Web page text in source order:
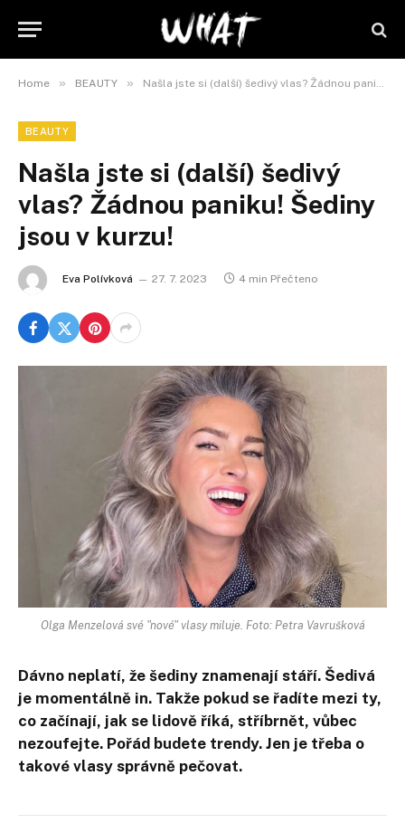
Home » BEAUTY » Našla jste si (další) šedivý vlas? Žádnou paniku! Šediny jsou v kurzu!
BEAUTY
Našla jste si (další) šedivý
vlas? Žádnou paniku! Šediny
jsou v kurzu!
Eva Polívková 27. 7. 2023 4 min Přečteno
Olga Menzelová své "nové" vlasy miluje. Foto: Petra Vavrušková
Dávno neplatí, že šediny znamenají stáří. Šedivá
je momentálně in. Takže pokud se řadíte mezi ty,
co začínají, jak se lidově říká, stříbrnět, vůbec
nezoufejte. Pořád budete trendy. Jen je třeba o
takové vlasy správně pečovat.